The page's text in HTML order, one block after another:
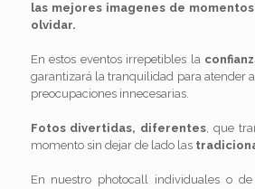
las mejores imagenes de
olvidar.
En estos eventos irrepetibles la
garantizará la tranquilidad para atender
preocupaciones innecesarias.
Fotos divertidas, diferentes, que
momento sin dejar de lado las
En nuestro photocall individuales o